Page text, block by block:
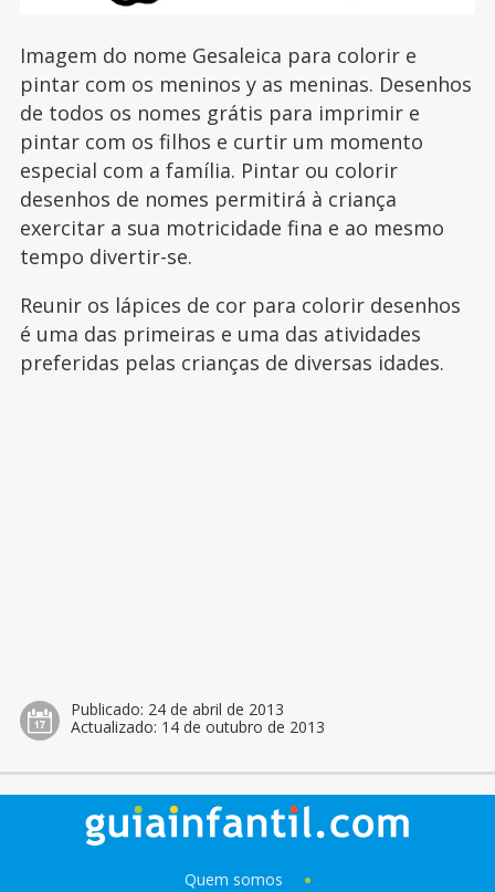
Imagem do nome Gesaleica para colorir e
pintar com os meninos y as meninas. Desenhos
de todos os nomes grátis para imprimir e
pintar com os filhos e curtir um momento
especial com a família. Pintar ou colorir
desenhos de nomes permitirá à criança
exercitar a sua motricidade fina e ao mesmo
tempo divertir-se.
Reunir os lápices de cor para colorir desenhos
é uma das primeiras e uma das atividades
preferidas pelas crianças de diversas idades.
Publicado: 24 de abril de 2013
Actualizado: 14 de outubro de 2013
Quem somos